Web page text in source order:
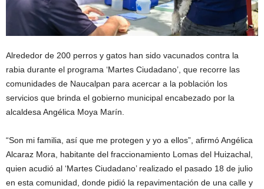
Alrededor de 200 perros y gatos han sido vacunados contra la
rabia durante el programa ‘Martes Ciudadano’, que recorre las
comunidades de Naucalpan para acercar a la población los
servicios que brinda el gobierno municipal encabezado por la
alcaldesa Angélica Moya Marín.
“Son mi familia, así que me protegen y yo a ellos”, afirmó Angélica
Alcaraz Mora, habitante del fraccionamiento Lomas del Huizachal,
quien acudió al ‘Martes Ciudadano’ realizado el pasado 18 de julio
en esta comunidad, donde pidió la repavimentación de una calle y